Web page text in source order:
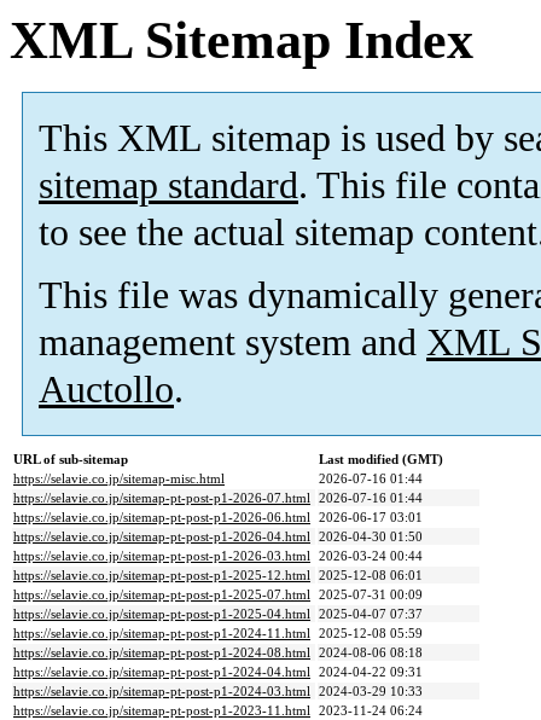
XML Sitemap Index
This XML sitemap is used by
sitemap standard. This file
to see the actual sitemap
This file was dynamically
management system and XML
Auctollo.
URL of sub-sitemap
Last modified (GMT)
https://selavie.co.jp/sitemap-misc.html
2026-07-16 01:44
https://selavie.co.jp/sitemap-pt-post-p1-2026-07.html 2026-07-16 01:44
https://selavie.co.jp/sitemap-pt-post-p1-2026-06.html 2026-06-17 03:01
https://selavie.co.jp/sitemap-pt-post-p1-2026-04.html 2026-04-30 01:50
https://selavie.co.jp/sitemap-pt-post-p1-2026-03.html 2026-03-24 00:44
https://selavie.co.jp/sitemap-pt-post-p1-2025-12.html 2025-12-08 06:01
https://selavie.co.jp/sitemap-pt-post-p1-2025-07.html 2025-07-31 00:09
https://selavie.co.jp/sitemap-pt-post-p1-2025-04.html 2025-04-07 07:37
https://selavie.co.jp/sitemap-pt-post-p1-2024-11.html 2025-12-08 05:59
https://selavie.co.jp/sitemap-pt-post-p1-2024-08.html 2024-08-06 08:18
https://selavie.co.jp/sitemap-pt-post-p1-2024-04.html 2024-04-22 09:31
https://selavie.co.jp/sitemap-pt-post-p1-2024-03.html 2024-03-29 10:33
https://selavie.co.jp/sitemap-pt-post-p1-2023-11.html 2023-11-24 06:24